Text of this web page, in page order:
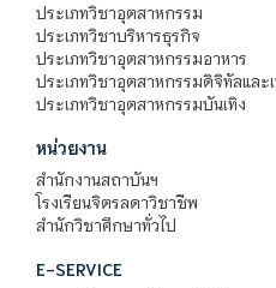
ประเภทวิชาอุตสาหกรรม
ประเภทวิชาบริหารธุรกิจ
ประเภทวิชาอุตสาหกรรมอาหาร
ประเภทวิชาอุตสาหกรรมดิจิทัลและเ
ประเภทวิชาอุตสาหกรรมบันเทิง
หน่วยงาน
สำนักงานสถาบันฯ
โรงเรียนจิตรลดาวิชาชีพ
สำนักวิชาศึกษาทั่วไป
E-SERVICE